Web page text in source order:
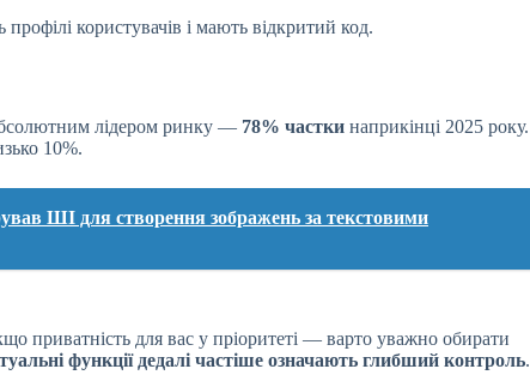
користувачів і мають відкритий код.
лідером ринку — 78% частки наприкінці 2025 року.
10%.
ШІ для створення зображень за текстовими
приватність для вас у пріоритеті — варто уважно обирати
функції дедалі частіше означають глибший контроль.